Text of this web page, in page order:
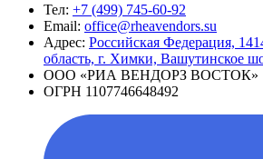
Тел: +7 (499) 745-60-92
Email: office@rheavendors.su
Адрес: Российская Федерация,
область, г. Химки, Вашутинское
ООО «РИА ВЕНДОРЗ ВОСТОК»
ОГРН 1107746648492